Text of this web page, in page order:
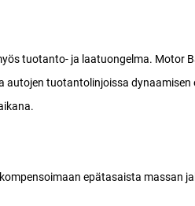
tuotanto- ja laatuongelma. Motor
tuotantolinjoissa dynaamisen
epätasaista massan